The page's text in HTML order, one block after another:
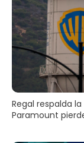
Regal respalda
Paramount